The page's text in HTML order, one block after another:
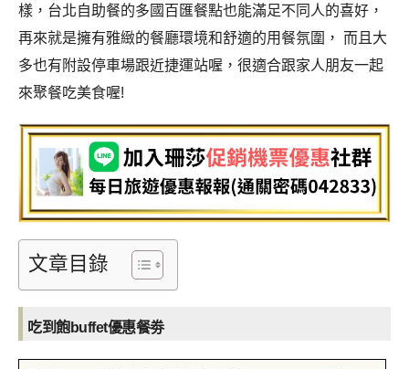
樣，台北自助餐的多國百匯餐點也能滿足不同人的喜好，
再來就是擁有雅緻的餐廳環境和舒適的用餐氛圍， 而且大
多也有附設停車場跟近捷運站喔，很適合跟家人朋友一起
來聚餐吃美食喔!
文章目錄
吃到飽buffet優惠餐劵